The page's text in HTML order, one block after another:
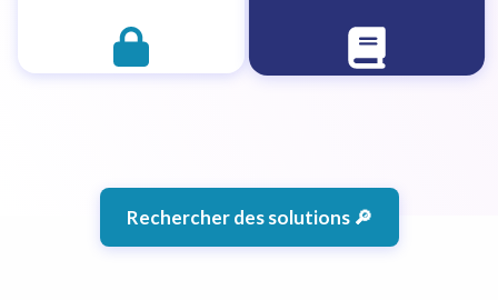
Rechercher des solutions 🔎